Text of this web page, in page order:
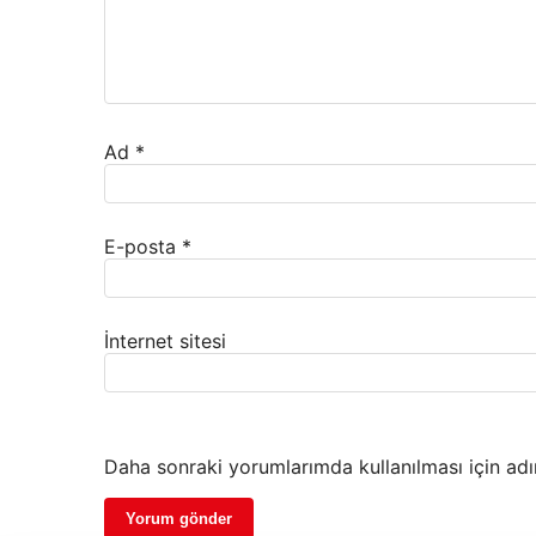
Ad *
E-posta *
İnternet sitesi
Daha sonraki yorumlarımda kullanılması için